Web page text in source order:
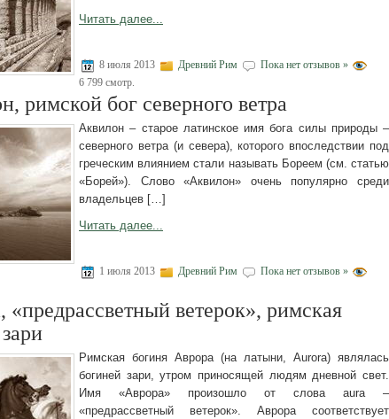
Читать далее...
8 июля 2013 Древний Рим
Пока нет отзывов »
6 799 смотр.
римской бог северного ветра
Аквилон – старое латинское имя бога силы природы –
северного ветра (и севера), которого впоследствии под
греческим влиянием стали называть Бореем (см. статью
«Борей»). Слово «Аквилон» очень популярно среди
владельцев […]
Читать далее...
1 июля 2013 Древний Рим
Пока нет отзывов »
«предрассветный ветерок», римская
Римская богиня Аврора (на латыни, Aurora) являлась
богиней зари, утром приносящей людям дневной свет.
Имя «Аврора» произошло от слова aura –
«предрассветный ветерок». Аврора соответствует